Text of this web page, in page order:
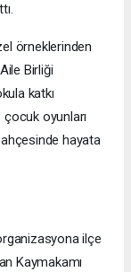
örneklerinden
Birliği
katkı
oyunları
hayata
ilçe
Kaymakamı